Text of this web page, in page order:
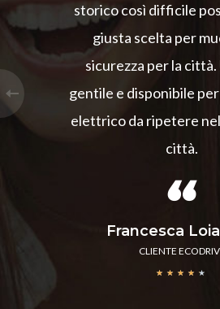
storico così difficile
giusta scelta per
sicurezza per la
gentile e disponibile
elettrico da ripetere
città.
Francesca
CLIENTE
★ ★ ★ ★ ★